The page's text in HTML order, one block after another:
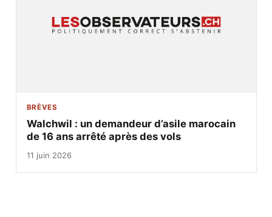
BRÈVES
Walchwil : un demandeur d’asile marocain
de 16 ans arrêté après des vols
11 juin 2026